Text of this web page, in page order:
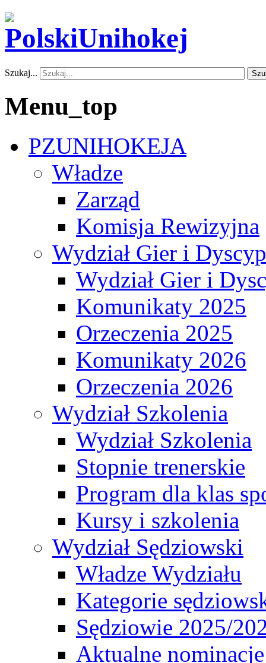
Szukaj...
Menu_top
PZUNIHOKEJA
Władze
Zarząd
Komisja Rewizyjna
Wydział Gier i
Wydział Gier i
Komunikaty 2025
Orzeczenia 2025
Komunikaty 2026
Orzeczenia 2026
Wydział Szkolenia
Wydział Szkolenia
Stopnie trenerskie
Program dla klas
Kursy i szkolenia
Wydział Sędziowski
Władze Wydziału
Kategorie
Sędziowie 2025/
Aktualne